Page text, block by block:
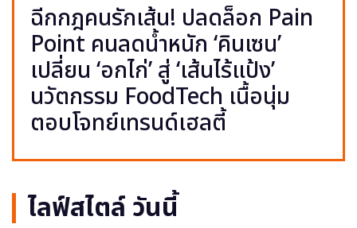
ฉีกกฎคนรักเส้น! ปลดล็อก Pain
Point คนลดน้ำหนัก ‘คินเซน’
เปลี่ยน ‘อกไก่’ สู่ ‘เส้นไร้แป้ง’
นวัตกรรม FoodTech เนื้อนุ่ม
ตอบโจทย์เทรนด์เฮลตี้
ไลฟ์สไตล์ วันนี้